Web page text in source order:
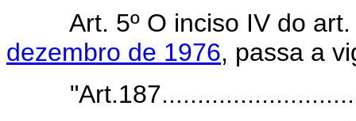
Art. 5º O inciso IV do
dezembro de 1976, passa a